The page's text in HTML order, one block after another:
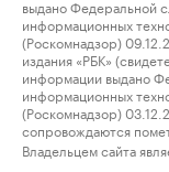
выдано Федеральной
информационных
(Роскомнадзор)
издания «РБК»
информации выдано
информационных
(Роскомнадзор)
сопровождаются
Владельцем сайта